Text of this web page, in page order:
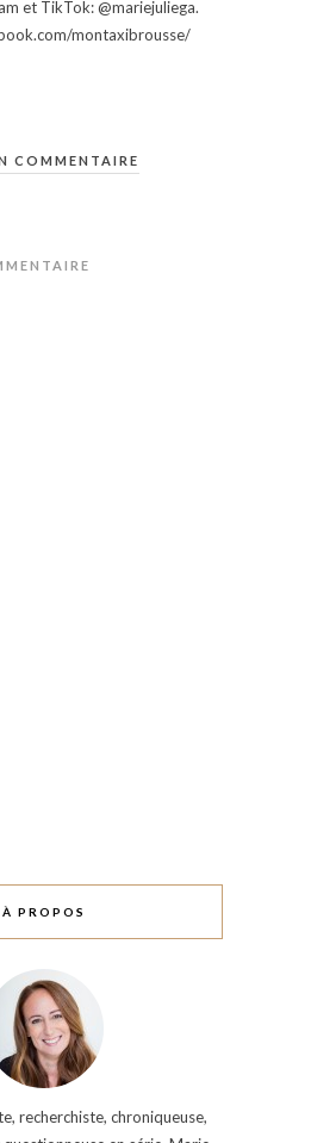
et TikTok: @mariejuliega.
montaxibrousse/
COMMENTAIRE
À PROPOS
recherchiste, chroniqueuse,